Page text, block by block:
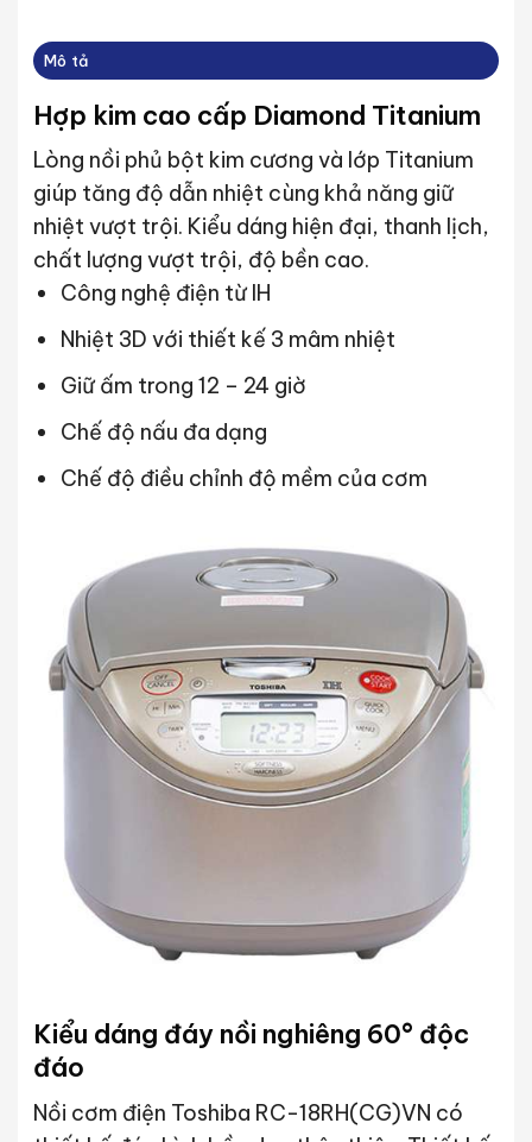
Mô tả
Hợp kim cao cấp Diamond Titanium
Lòng nồi phủ bột kim cương và lớp Titanium
giúp tăng độ dẫn nhiệt cùng khả năng giữ
nhiệt vượt trội. Kiểu dáng hiện đại, thanh lịch,
chất lượng vượt trội, độ bền cao.
Công nghệ điện từ IH
Nhiệt 3D với thiết kế 3 mâm nhiệt
Giữ ấm trong 12 – 24 giờ
Chế độ nấu đa dạng
Chế độ điều chỉnh độ mềm của cơm
Kiểu dáng đáy nồi nghiêng 60° độc
đáo
Nồi cơm điện Toshiba RC-18RH(CG)VN có